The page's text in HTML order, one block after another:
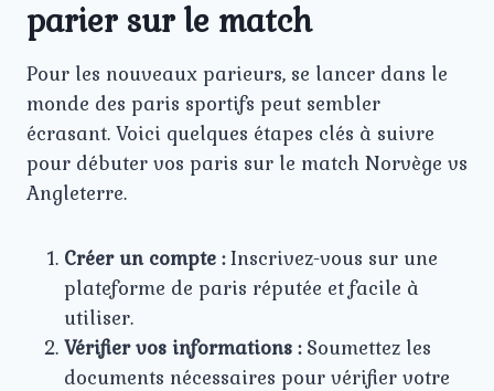
parier sur le match
Pour les nouveaux parieurs, se lancer dans le
monde des paris sportifs peut sembler
écrasant. Voici quelques étapes clés à suivre
pour débuter vos paris sur le match Norvège vs
Angleterre.
Créer un compte :Inscrivez-vous sur une
plateforme de paris réputée et facile à
utiliser.
Vérifier vos informations :Soumettez les
documents nécessaires pour vérifier votre